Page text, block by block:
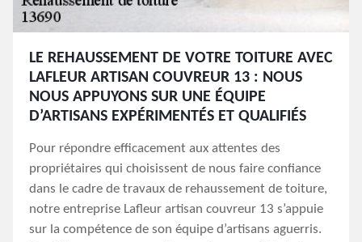
LE REHAUSSEMENT DE VOTRE TOITURE AVEC
LAFLEUR ARTISAN COUVREUR 13 : NOUS
NOUS APPUYONS SUR UNE ÉQUIPE
D’ARTISANS EXPÉRIMENTÉS ET QUALIFIÉS
Pour répondre efficacement aux attentes des
propriétaires qui choisissent de nous faire confiance
dans le cadre de travaux de rehaussement de toiture,
notre entreprise Lafleur artisan couvreur 13 s’appuie
sur la compétence de son équipe d’artisans aguerris.